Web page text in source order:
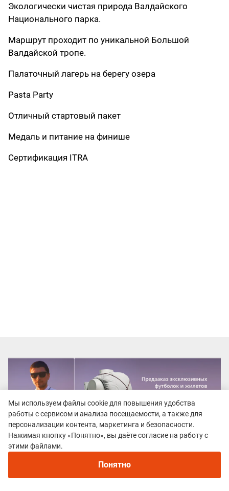
Экологически чистая природа Валдайского
Национального парка.
Маршрут проходит по уникальной Большой
Валдайской тропе.
Палаточный лагерь на берегу озера
Pasta Party
Отличный стартовый пакет
Медаль и питание на финише
Сертификация ITRA
Все гонки
Мы используем файлы cookie для повышения удобства
работы с сервисом и анализа посещаемости, а также для
персонализации контента, маркетинга и безопасности.
Нажимая кнопку «Понятно», вы даёте согласие на работу с
этими файлами.
Понятно